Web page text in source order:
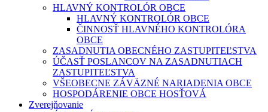
HLAVNÝ KONTROLÓR OBCE
HLAVNÝ KONTROLÓR OBCE
ČINNOSŤ HLAVNÉHO KONTROLÓRA
OBCE
ZASADNUTIA OBECNÉHO ZASTUPITEĽSTVA
ÚČASŤ POSLANCOV NA ZASADNUTIACH
ZASTUPITEĽSTVA
VŠEOBECNE ZÁVÄZNÉ NARIADENIA OBCE
HOSPODÁRENIE OBCE HOSŤOVÁ
Zverejňovanie